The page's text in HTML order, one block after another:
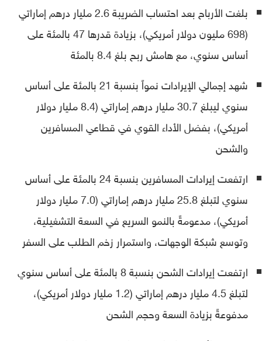
بلغت الأرباح بعد احتساب الضريبة 2.6 مليار درهم إماراتي
(698 مليون دولار أمريكي)، بزيادة قدرها 47 بالمئة على
أساس سنوي، مع هامش ربح بلغ 8.4 بالمئة
شهد إجمالي الإيرادات نمواً بنسبة 21 بالمئة على أساس
سنوي ليبلغ 30.7 مليار درهم إماراتي (8.4 مليار دولار
أمريكي)، بفضل الأداء القوي في قطاعي المسافرين
والشحن
ارتفعت إيرادات المسافرين بنسبة 24 بالمئة على أساس
سنوي لتبلغ 25.8 مليار درهم إماراتي (7.0 مليار دولار
أمريكي)، مدعومةً بالنمو السريع في السعة التشغيلية،
وتوسع شبكة الوجهات، واستمرار زخم الطلب على السفر
ارتفعت إيرادات الشحن بنسبة 8 بالمئة على أساس سنوي
لتبلغ 4.5 مليار درهم إماراتي (1.2 مليار دولار أمريكي)،
مدفوعةً بزيادة السعة وحجم الشحن